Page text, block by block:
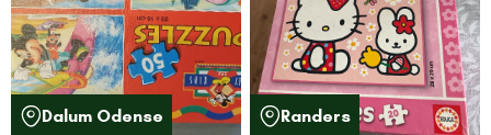
Dalum Odense
Randers